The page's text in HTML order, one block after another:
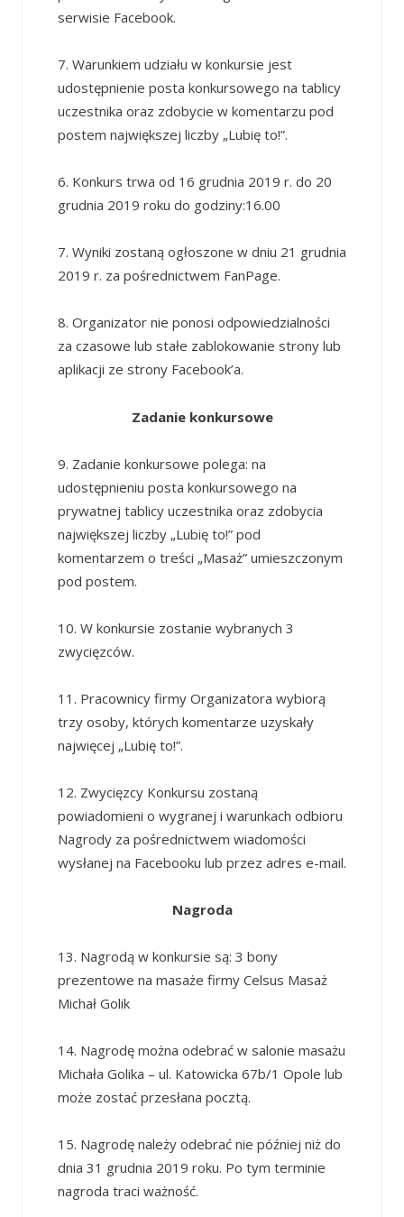
serwisie Facebook.
7. Warunkiem udziału w konkursie jest
udostępnienie posta konkursowego na tablicy
uczestnika oraz zdobycie w komentarzu pod
postem największej liczby „Lubię to!”.
6. Konkurs trwa od 16 grudnia 2019 r. do 20
grudnia 2019 roku do godziny:16.00
7. Wyniki zostaną ogłoszone w dniu 21 grudnia
2019 r. za pośrednictwem FanPage.
8. Organizator nie ponosi odpowiedzialności
za czasowe lub stałe zablokowanie strony lub
aplikacji ze strony Facebook’a.
Zadanie konkursowe
9. Zadanie konkursowe polega: na
udostępnieniu posta konkursowego na
prywatnej tablicy uczestnika oraz zdobycia
największej liczby „Lubię to!” pod
komentarzem o treści „Masaż” umieszczonym
pod postem.
10. W konkursie zostanie wybranych 3
zwycięzców.
11. Pracownicy firmy Organizatora wybiorą
trzy osoby, których komentarze uzyskały
najwięcej „Lubię to!”.
12. Zwycięzcy Konkursu zostaną
powiadomieni o wygranej i warunkach odbioru
Nagrody za pośrednictwem wiadomości
wysłanej na Facebooku lub przez adres e-mail.
Nagroda
13. Nagrodą w konkursie są: 3 bony
prezentowe na masaże firmy Celsus Masaż
Michał Golik
14. Nagrodę można odebrać w salonie masażu
Michała Golika – ul. Katowicka 67b/1 Opole lub
może zostać przesłana pocztą.
15. Nagrodę należy odebrać nie później niż do
dnia 31 grudnia 2019 roku. Po tym terminie
nagroda traci ważność.